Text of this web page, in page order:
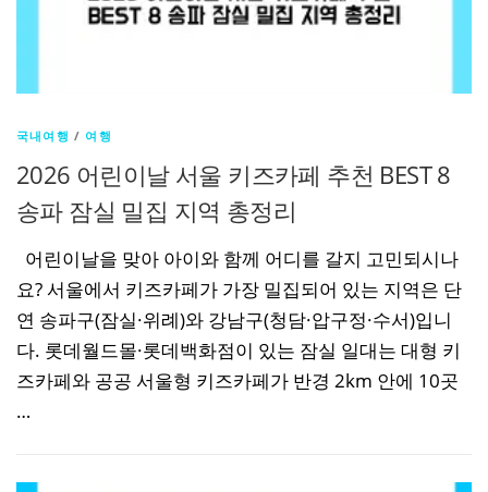
국내여행 / 여행
2026 어린이날 서울 키즈카페 추천 BEST 8
송파 잠실 밀집 지역 총정리
어린이날을 맞아 아이와 함께 어디를 갈지 고민되시나
요? 서울에서 키즈카페가 가장 밀집되어 있는 지역은 단
연 송파구(잠실·위례)와 강남구(청담·압구정·수서)입니
다. 롯데월드몰·롯데백화점이 있는 잠실 일대는 대형 키
즈카페와 공공 서울형 키즈카페가 반경 2km 안에 10곳
…